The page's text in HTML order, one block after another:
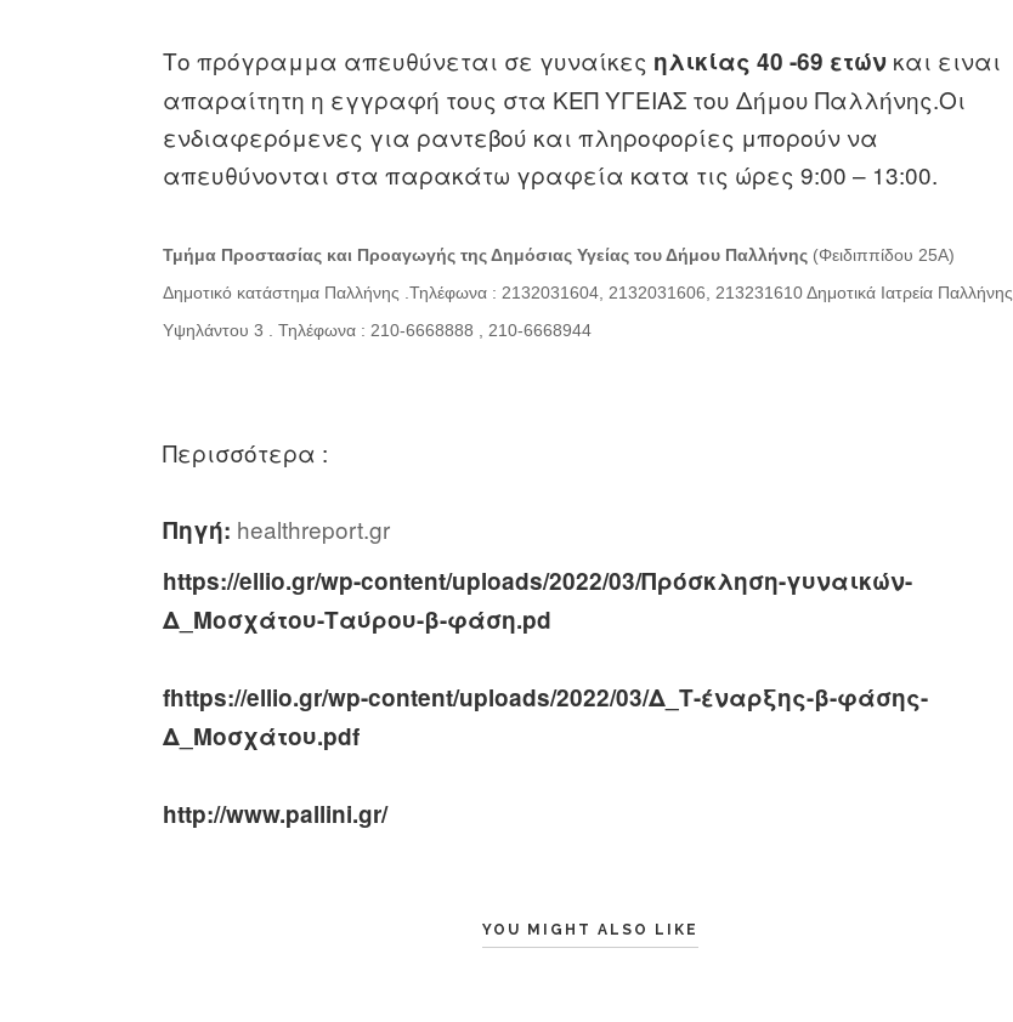
Το πρόγραμμα απευθύνεται σε γυναίκες ηλικίας 40 -69 ετών και ειναι
απαραίτητη η εγγραφή τους στα ΚΕΠ ΥΓΕΙΑΣ του Δήμου Παλλήνης.Οι
ενδιαφερόμενες για ραντεβού και πληροφορίες μπορούν να
απευθύνονται στα παρακάτω γραφεία κατα τις ώρες 9:00 – 13:00.
Τμήμα Προστασίας και Προαγωγής της Δημόσιας Υγείας του Δήμου Παλλήνης (Φειδιππίδου 25Α)
Δημοτικό κατάστημα Παλλήνης .Τηλέφωνα : 2132031604, 2132031606, 213231610Δημοτικά Ιατρεία Παλλήνης
Υψηλάντου 3 .Τηλέφωνα : 210-6668888 , 210-6668944
Περισσότερα :
Πηγή: healthreport.gr
https://ellio.gr/wp-content/uploads/2022/03/Πρόσκληση-γυναικών-
Δ_Μοσχάτου-Ταύρου-β-φάση.pd
fhttps://ellio.gr/wp-content/uploads/2022/03/Δ_Τ-έναρξης-β-φάσης-
Δ_Μοσχάτου.pdf
http://www.pallini.gr/
YOU MIGHT ALSO LIKE